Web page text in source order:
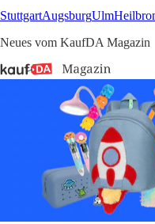
StuttgartAugsburgUlm
Neues vom KaufDA Magazin